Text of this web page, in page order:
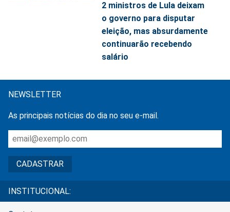
2 ministros de Lula deixam
o governo para disputar
eleição, mas absurdamente
continuarão recebendo
salário
NEWSLETTER
As principais notícias do dia no seu e-mail.
INSTITUCIONAL: